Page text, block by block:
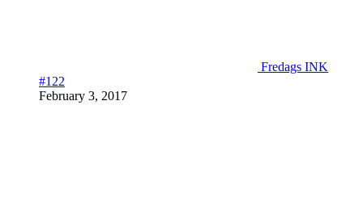
Fredags INK
#122
February 3, 2017